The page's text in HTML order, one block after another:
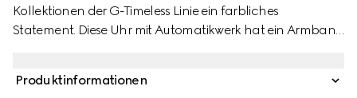
Kollektionen der G-Timeless Linie ein farbliches
Statement. Diese Uhr mit Automatikwerk hat ein Armband
Produktinformationen